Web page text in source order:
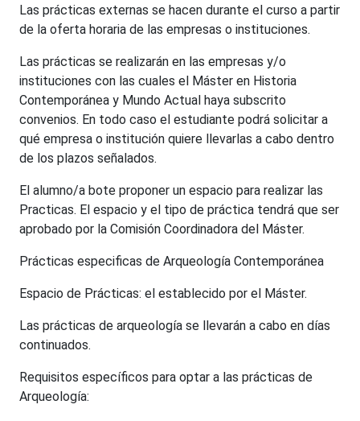
Las prácticas externas se hacen durante el curso a partir
de la oferta horaria de las empresas o instituciones.
Las prácticas se realizarán en las empresas y/o
instituciones con las cuales el Máster en Historia
Contemporánea y Mundo Actual haya subscrito
convenios. En todo caso el estudiante podrá solicitar a
qué empresa o institución quiere llevarlas a cabo dentro
de los plazos señalados.
El alumno/a bote proponer un espacio para realizar las
Practicas. El espacio y el tipo de práctica tendrá que ser
aprobado por la Comisión Coordinadora del Máster.
Prácticas especificas de Arqueología Contemporánea
Espacio de Prácticas: el establecido por el Máster.
Las prácticas de arqueología se llevarán a cabo en días
continuados.
Requisitos específicos para optar a las prácticas de
Arqueología: